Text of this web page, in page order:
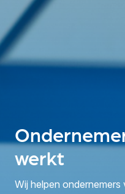
werkt
Wij helpen